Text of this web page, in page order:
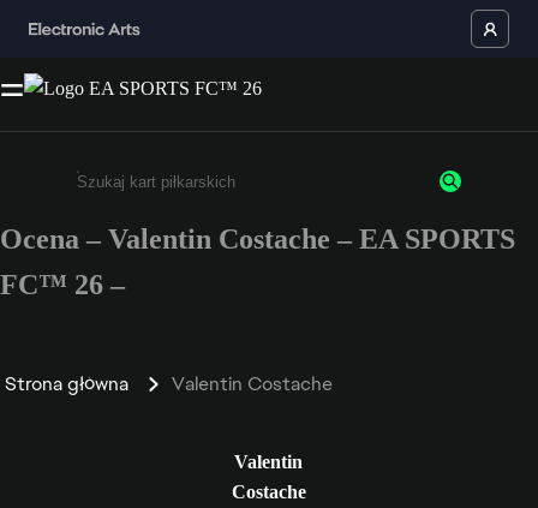
Wpisz co najmniej 3 znaki lub cyfry.
Ocena – Valentin Costache – EA SPORTS
FC™ 26 –
Strona główna Valentin Costache
Valentin
Costache